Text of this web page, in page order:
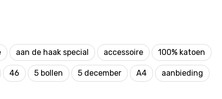
aan de haak special accessoire 100% katoen
46 5 bollen 5 december A4 aanbieding